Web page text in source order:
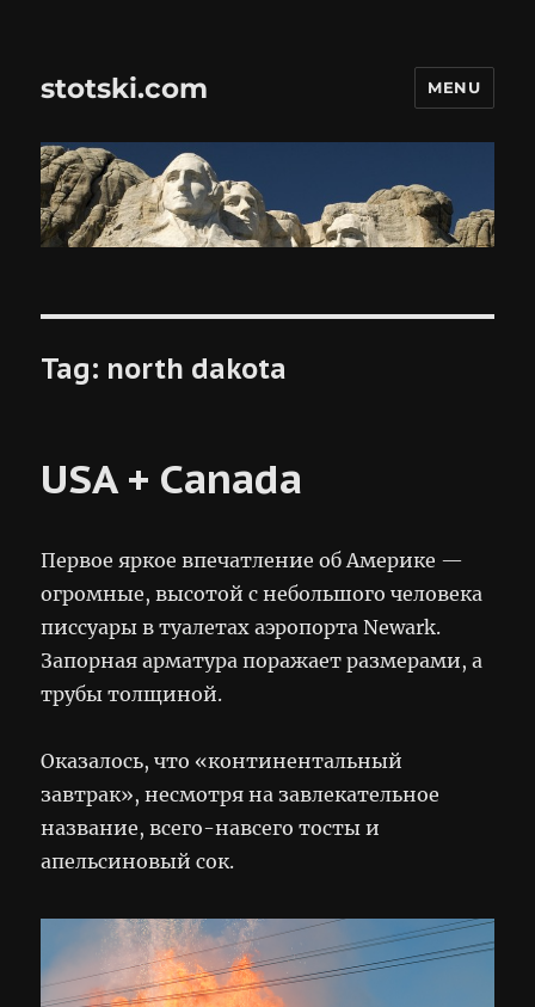
stotski.com MENU
Tag: north dakota
USA + Canada
Первое яркое впечатление об Америке —
огромные, высотой с небольшого человека
писсуары в туалетах аэропорта Newark.
Запорная арматура поражает размерами, а
трубы толщиной.
Оказалось, что «континентальный
завтрак», несмотря на завлекательное
название, всего-навсего тосты и
апельсиновый сок.